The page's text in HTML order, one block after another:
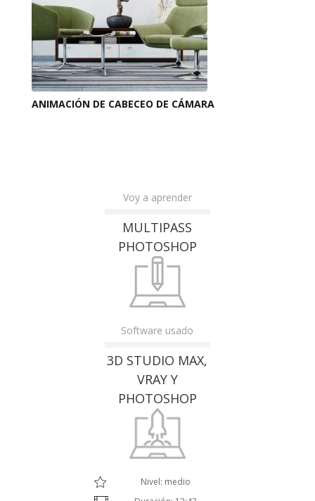
ANIMACIÓN DE CABECEO DE CÁMARA
Voy a aprender
MULTIPASS
PHOTOSHOP
Software usado
3D STUDIO MAX,
VRAY Y
PHOTOSHOP
Nivel: medio